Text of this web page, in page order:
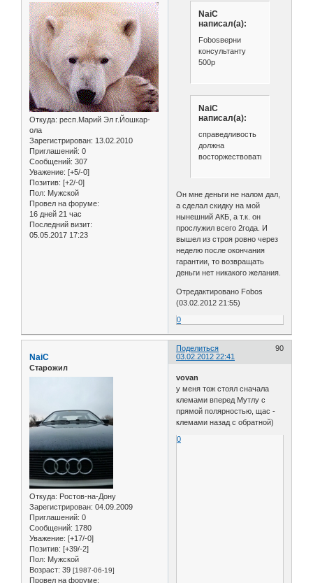
Откуда: респ.Марий Эл г.Йошкар-
ола
Зарегистрирован: 13.02.2010
Приглашений: 0
Сообщений: 307
Уважение: [+5/-0]
Позитив: [+2/-0]
Пол: Мужской
Провел на форуме:
16 дней 21 час
Последний визит:
05.05.2017 17:23
NaiC
написал(а):
Fobosверни
консультанту
500р
NaiC
написал(а):
справедливость
должна
восторжествовать
Он мне деньги не налом дал,
а сделал скидку на мой
нынешний АКБ, а т.к. он
прослужил всего 2года. И
вышел из строя ровно через
неделю после окончания
гарантии, то возвращать
деньги нет никакого желания.
Отредактировано Fobos
(03.02.2012 21:55)
0
Поделиться
90
03.02.2012 22:41
NaiC
Старожил
Откуда: Ростов-на-Дону
Зарегистрирован: 04.09.2009
Приглашений: 0
Сообщений: 1780
Уважение: [+17/-0]
Позитив: [+39/-2]
Пол: Мужской
Возраст: 39 [1987-06-19]
Провел на форуме:
vovan
у меня тож стоял сначала
клемами вперед Мутлу с
прямой полярностью, щас -
клемами назад с обратной)
0